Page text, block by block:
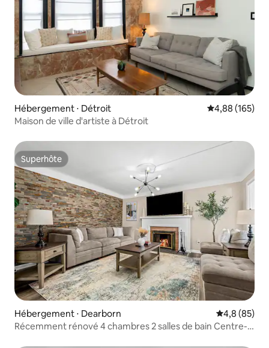
Hébergement ⋅ Détroit Évaluation
4,88 (165)
Maison de ville d'artiste à Détroit
Superhôte
Superhôte
Hébergement ⋅ Dearborn Évaluation
4,8 (85)
Récemment rénové 4 chambres 2 salles de bain Centre-